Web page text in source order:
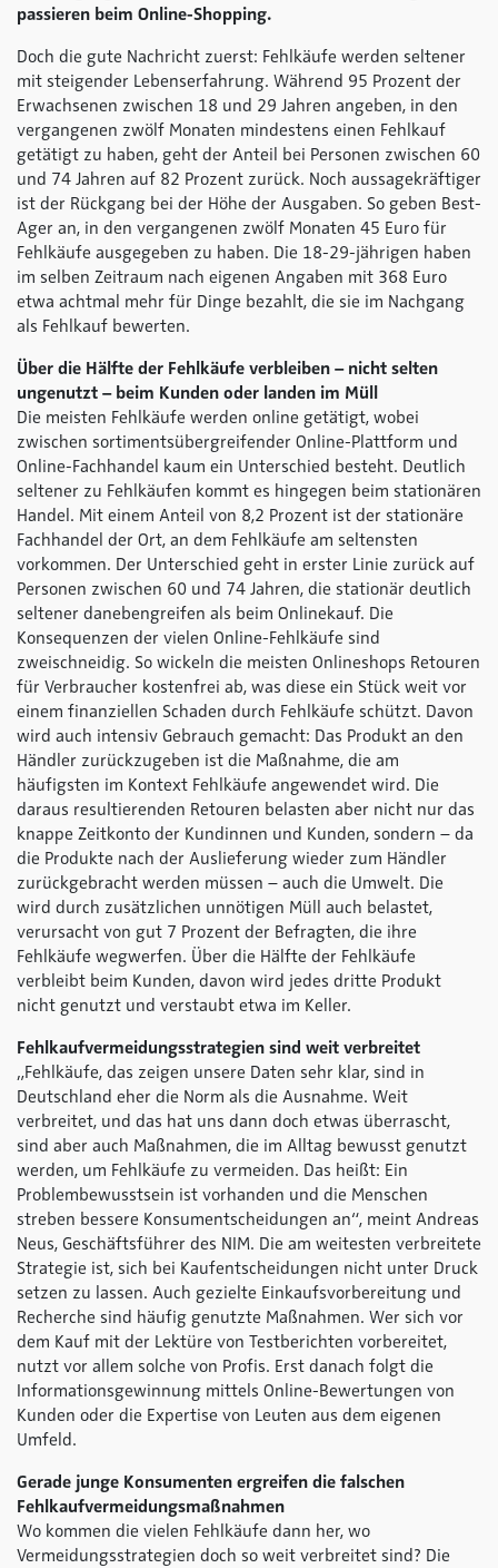
passieren beim Online-Shopping.
Doch die gute Nachricht zuerst: Fehlkäufe werden seltener
mit steigender Lebenserfahrung. Während 95 Prozent der
Erwachsenen zwischen 18 und 29 Jahren angeben, in den
vergangenen zwölf Monaten mindestens einen Fehlkauf
getätigt zu haben, geht der Anteil bei Personen zwischen 60
und 74 Jahren auf 82 Prozent zurück. Noch aussagekräftiger
ist der Rückgang bei der Höhe der Ausgaben. So geben Best-
Ager an, in den vergangenen zwölf Monaten 45 Euro für
Fehlkäufe ausgegeben zu haben. Die 18-29-jährigen haben
im selben Zeitraum nach eigenen Angaben mit 368 Euro
etwa achtmal mehr für Dinge bezahlt, die sie im Nachgang
als Fehlkauf bewerten.
Über die Hälfte der Fehlkäufe verbleiben – nicht selten
ungenutzt – beim Kunden oder landen im Müll
Die meisten Fehlkäufe werden online getätigt, wobei
zwischen sortimentsübergreifender Online-Plattform und
Online-Fachhandel kaum ein Unterschied besteht. Deutlich
seltener zu Fehlkäufen kommt es hingegen beim stationären
Handel. Mit einem Anteil von 8,2 Prozent ist der stationäre
Fachhandel der Ort, an dem Fehlkäufe am seltensten
vorkommen. Der Unterschied geht in erster Linie zurück auf
Personen zwischen 60 und 74 Jahren, die stationär deutlich
seltener danebengreifen als beim Onlinekauf. Die
Konsequenzen der vielen Online-Fehlkäufe sind
zweischneidig. So wickeln die meisten Onlineshops Retouren
für Verbraucher kostenfrei ab, was diese ein Stück weit vor
einem finanziellen Schaden durch Fehlkäufe schützt. Davon
wird auch intensiv Gebrauch gemacht: Das Produkt an den
Händler zurückzugeben ist die Maßnahme, die am
häufigsten im Kontext Fehlkäufe angewendet wird. Die
daraus resultierenden Retouren belasten aber nicht nur das
knappe Zeitkonto der Kundinnen und Kunden, sondern – da
die Produkte nach der Auslieferung wieder zum Händler
zurückgebracht werden müssen – auch die Umwelt. Die
wird durch zusätzlichen unnötigen Müll auch belastet,
verursacht von gut 7 Prozent der Befragten, die ihre
Fehlkäufe wegwerfen. Über die Hälfte der Fehlkäufe
verbleibt beim Kunden, davon wird jedes dritte Produkt
nicht genutzt und verstaubt etwa im Keller.
Fehlkaufvermeidungsstrategien sind weit verbreitet
„Fehlkäufe, das zeigen unsere Daten sehr klar, sind in
Deutschland eher die Norm als die Ausnahme. Weit
verbreitet, und das hat uns dann doch etwas überrascht,
sind aber auch Maßnahmen, die im Alltag bewusst genutzt
werden, um Fehlkäufe zu vermeiden. Das heißt: Ein
Problembewusstsein ist vorhanden und die Menschen
streben bessere Konsumentscheidungen an“, meint Andreas
Neus, Geschäftsführer des NIM. Die am weitesten verbreitete
Strategie ist, sich bei Kaufentscheidungen nicht unter Druck
setzen zu lassen. Auch gezielte Einkaufsvorbereitung und
Recherche sind häufig genutzte Maßnahmen. Wer sich vor
dem Kauf mit der Lektüre von Testberichten vorbereitet,
nutzt vor allem solche von Profis. Erst danach folgt die
Informationsgewinnung mittels Online-Bewertungen von
Kunden oder die Expertise von Leuten aus dem eigenen
Umfeld.
Gerade junge Konsumenten ergreifen die falschen
Fehlkaufvermeidungsmaßnahmen
Wo kommen die vielen Fehlkäufe dann her, wo
Vermeidungsstrategien doch so weit verbreitet sind? Die